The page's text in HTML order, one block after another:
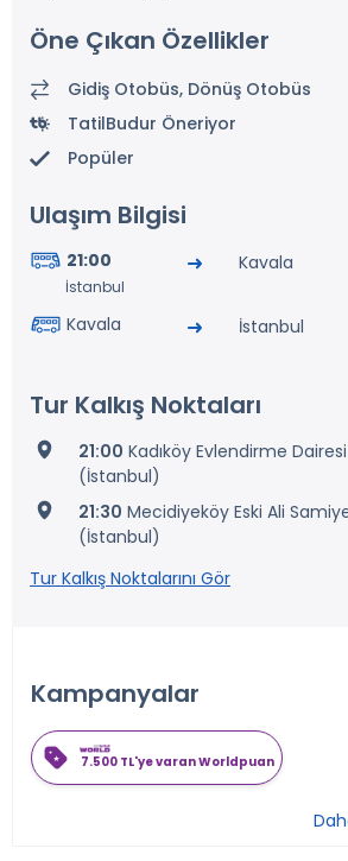
Öne Çıkan Özellikler
Gidiş Otobüs, Dönüş Otobüs
TatilBudur Öneriyor
Popüler
Ulaşım Bilgisi
21:00
İstanbul
Kavala
Kavala İstanbul
Tur Kalkış Noktaları
21:00 Kadıköy Evlendirme
(İstanbul)
21:30 Mecidiyeköy Eski Ali
(İstanbul)
Tur Kalkış Noktalarını Gör
Kampanyalar
7.500 TL'ye varan Worldpuan